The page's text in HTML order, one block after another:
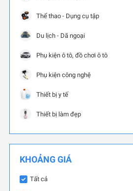
Thể thao - Dụng cụ tập
Du lịch - Dã ngoại
Phụ kiện ô tô, đồ chơi ô tô
Phụ kiện công nghệ
Thiết bị y tế
Thiết bị làm đẹp
KHOẢNG GIÁ
Tất cả